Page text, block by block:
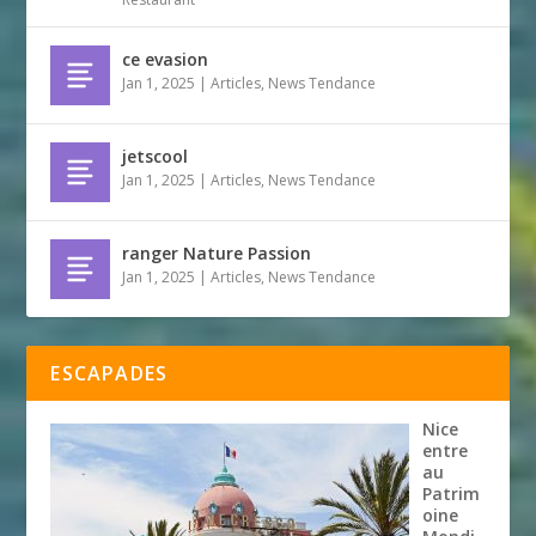
ce evasion
Jan 1, 2025 |Articles, News Tendance
jetscool
Jan 1, 2025 |Articles, News Tendance
ranger Nature Passion
Jan 1, 2025 |Articles, News Tendance
ESCAPADES
Nice
entre
au
Patrim
oine